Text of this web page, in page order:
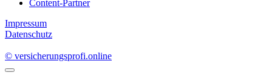
Content-Partner
Impressum
Datenschutz
© versicherungsprofi.online